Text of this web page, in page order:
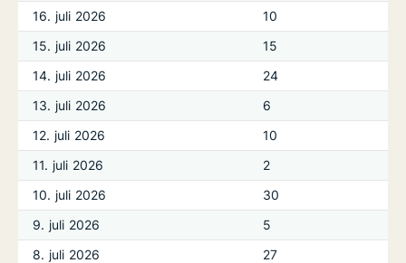
16. juli 2026
10
15. juli 2026
15
14. juli 2026
24
13. juli 2026
6
12. juli 2026
10
11. juli 2026
2
10. juli 2026
30
9. juli 2026
5
8. juli 2026
27